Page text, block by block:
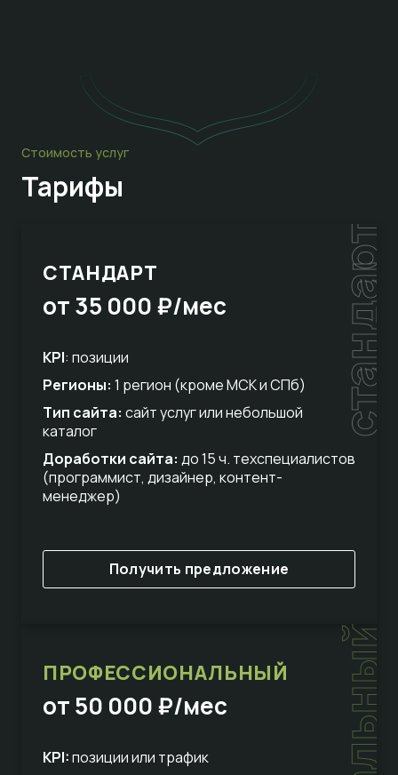
Стоимость услуг
Тарифы
стандарт
СТАНДАРТ
от 35 000 ₽/мес
KPI: позиции
Регионы: 1 регион (кроме МСК и СПб)
Тип сайта: сайт услуг или небольшой
каталог
Доработки сайта: до 15 ч. техспециалистов
(программист, дизайнер, контент-
менеджер)
Получить предложение
ПРОФЕССИОНАЛЬНЫЙ
от 50 000 ₽/мес
KPI:позиции или трафик